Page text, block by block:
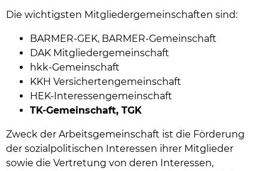
Die wichtigsten Mitgliedergemeinschaften sind:
BARMER-GEK, BARMER-Gemeinschaft
DAK Mitgliedergemeinschaft
hkk-Gemeinschaft
KKH Versichertengemeinschaft
HEK-Interessengemeinschaft
TK-Gemeinschaft, TGK
Zweck der Arbeitsgemeinschaft ist die Förderung
der sozialpolitischen Interessen ihrer Mitglieder
sowie die Vertretung von deren Interessen,